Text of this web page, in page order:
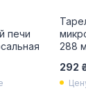
печи
288
292